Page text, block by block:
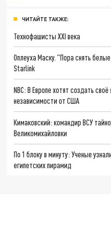
ЧИТАЙТЕ ТАКЖЕ:
Технофашисты XXI века
Оплеуха Маску. "Пора снять
Starlink
NBC: В Европе хотят создать
независимости от США
Кимаковский: командир ВСУ
Великомихайловки
По 1 блоку в минуту: Ученые
египетских пирамид